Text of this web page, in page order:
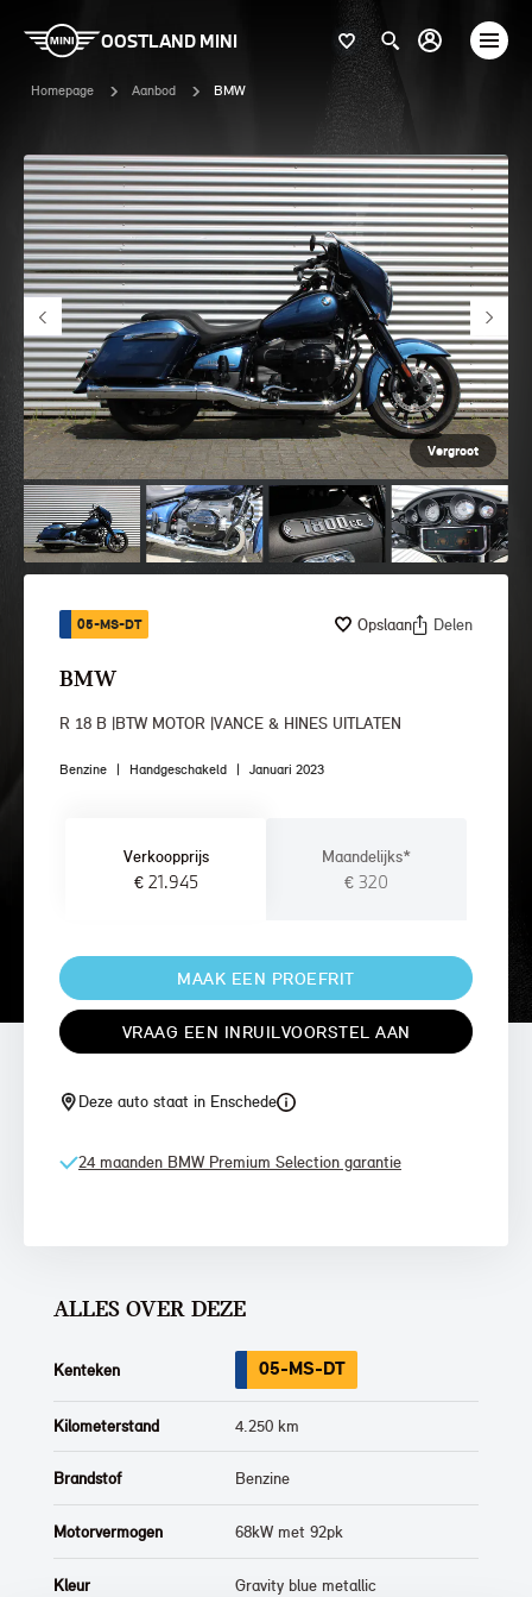
OOSTLAND MINI
Homepage Aanbod BMW
Vergroot
05-MS-DT Opslaan Delen
BMW
R 18 B |BTW MOTOR |VANCE & HINES UITLATEN
Benzine | Handgeschakeld | Januari 2023
Verkoopprijs
€ 21.945
Maandelijks*
€ 320
MAAK EEN PROEFRIT
VRAAG EEN INRUILVOORSTEL AAN
Deze auto staat in Enschede
24 maanden BMW Premium Selection garantie
ALLES OVER DEZE
Kenteken 05-MS-DT
Kilometerstand 4.250 km
Brandstof Benzine
Motorvermogen 68kW met 92pk
Kleur Gravity blue metallic